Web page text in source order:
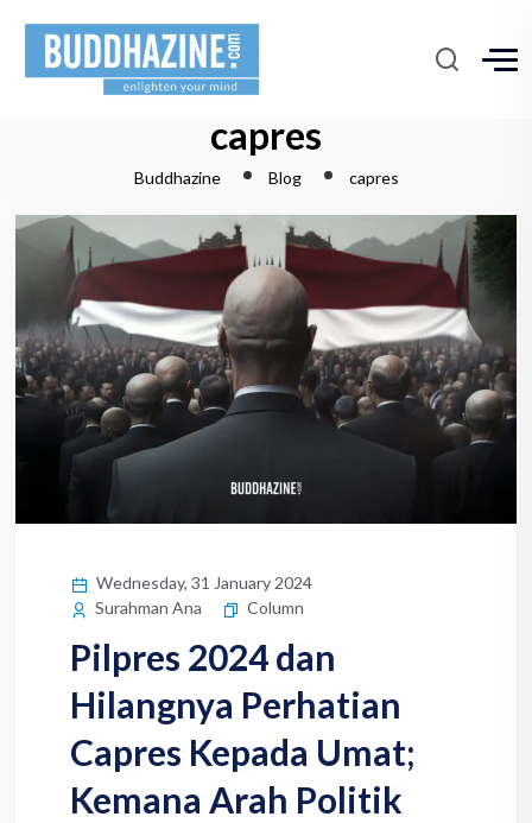
capres
Buddhazine Blog capres
Wednesday, 31 January 2024
Surahman Ana
Column
Pilpres 2024 dan
Hilangnya Perhatian
Capres Kepada Umat;
Kemana Arah Politik